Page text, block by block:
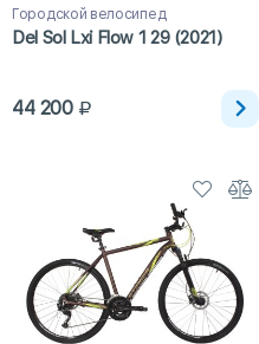
Городской велосипед
Del Sol Lxi Flow 1 29 (2021)
44 200